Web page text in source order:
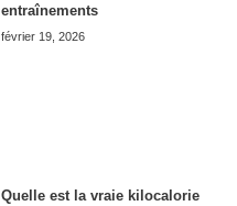
entraînements
février 19, 2026
Quelle est la vraie kilocalorie